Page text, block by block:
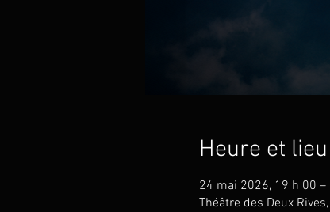
Heure et lieu
24 mai 2026, 19 h 00 –
Théâtre des Deux